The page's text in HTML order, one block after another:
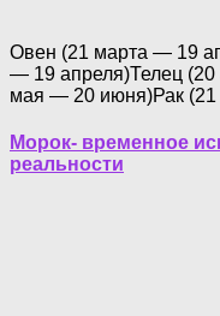
Овен (21 марта — 19
— 19 апреля)Телец
мая — 20 июня)Рак
Морок- временное
реальности